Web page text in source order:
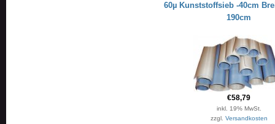
60µ Kunststoffsieb -40cm
190cm
€58,79
inkl. 19% MwSt.
zzgl. Versandkosten